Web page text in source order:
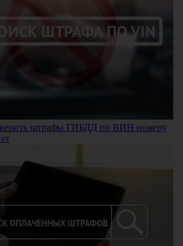
штрафы ГИБДД по ВИН номеру